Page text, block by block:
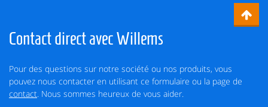
Contact direct avec Willems
Pour des questions sur notre société ou nos produits, vous
pouvez nous contacter en utilisant ce formulaire ou la page de
contact. Nous sommes heureux de vous aider.